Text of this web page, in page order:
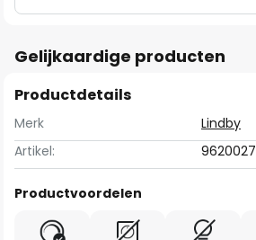
Gelijkaardige producten
Productdetails
Merk
Lindby
Artikel:
9620027
Productvoordelen